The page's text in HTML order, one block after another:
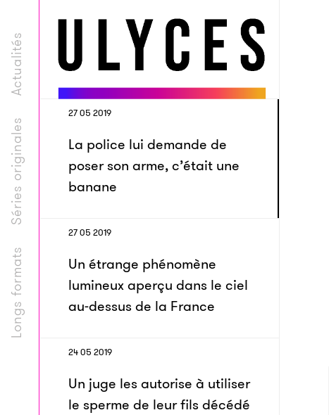
Longs formats
Séries originales
Actualités
27 05 2019
La police lui demande de
poser son arme, c’était une
banane
27 05 2019
Un étrange phénomène
lumineux aperçu dans le ciel
au-dessus de la France
24 05 2019
Un juge les autorise à utiliser
le sperme de leur fils décédé